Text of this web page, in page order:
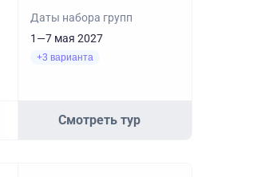
Даты набора групп
1—7 мая 2027
+3 варианта
Смотреть тур